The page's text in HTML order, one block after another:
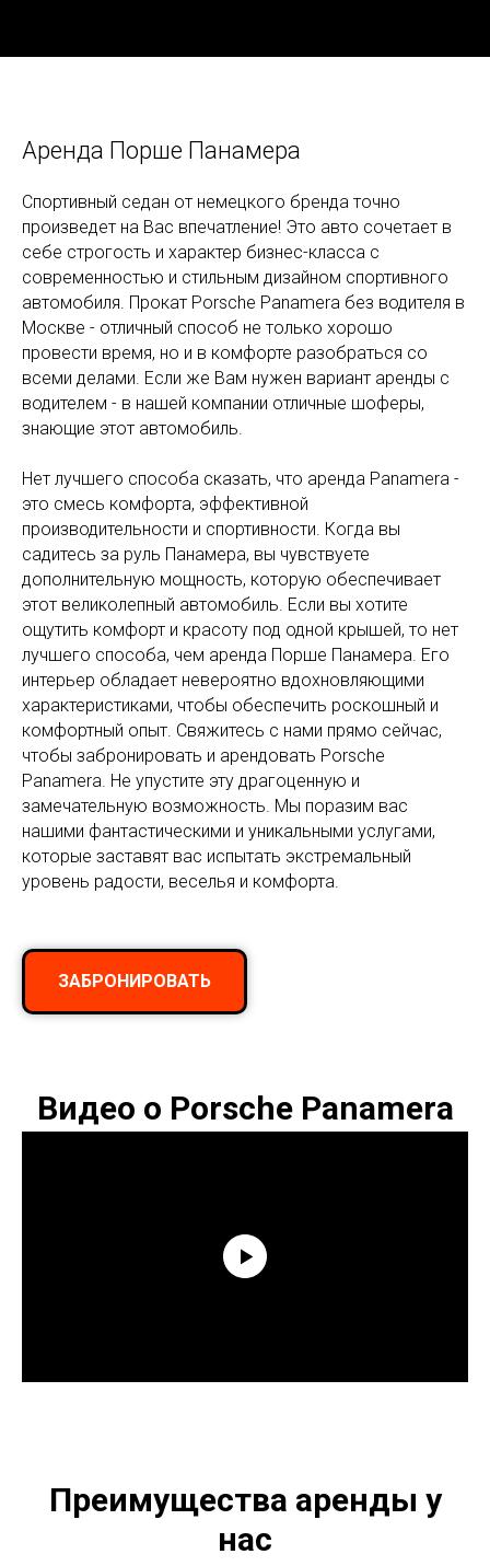
Аренда Порше Панамера
Спортивный седан от немецкого бренда точно
произведет на Вас впечатление! Это авто сочетает в
себе строгость и характер бизнес-класса с
современностью и стильным дизайном спортивного
автомобиля. Прокат Porsche Panamera без водителя в
Москве - отличный способ не только хорошо
провести время, но и в комфорте разобраться со
всеми делами. Если же Вам нужен вариант аренды с
водителем - в нашей компании отличные шоферы,
знающие этот автомобиль.
Нет лучшего способа сказать, что аренда Panamera -
это смесь комфорта, эффективной
производительности и спортивности. Когда вы
садитесь за руль Панамера, вы чувствуете
дополнительную мощность, которую обеспечивает
этот великолепный автомобиль. Если вы хотите
ощутить комфорт и красоту под одной крышей, то нет
лучшего способа, чем аренда Порше Панамера. Его
интерьер обладает невероятно вдохновляющими
характеристиками, чтобы обеспечить роскошный и
комфортный опыт. Свяжитесь с нами прямо сейчас,
чтобы забронировать и арендовать Porsche
Panamera. Не упустите эту драгоценную и
замечательную возможность. Мы поразим вас
нашими фантастическими и уникальными услугами,
которые заставят вас испытать экстремальный
уровень радости, веселья и комфорта.
ЗАБРОНИРОВАТЬ
Видео о Porsche Panamera
Преимущества аренды у
нас